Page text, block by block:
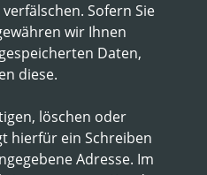
Sofern Sie
wir Ihnen
Daten,
diese.
löschen oder
hierfür ein Schreiben
Adresse. Im